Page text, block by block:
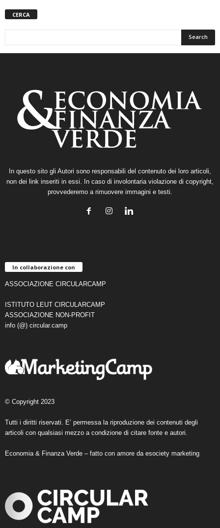
CERCA
In questo sito gli Autori sono responsabili del contenuto dei loro articoli,
non dei link inseriti in essi. In caso di involontaria violazione di copyright,
provvederemo a rimuovere immagini e testi.
In collaborazione con
ASSOCIAZIONE CIRCULARCAMP
ISTITUTO LEUT CIRCULARCAMP
ASSOCIAZIONE NON-PROFIT
info (@) circular.camp
© Copyright 2023
Tutti i diritti riservati. E’ permessa la riproduzione dei contenuti degli
articoli con qualsiasi mezzo a condizione di citare fonte e autori.
Economia & Finanza Verde – fatto con amore da esociety marketing